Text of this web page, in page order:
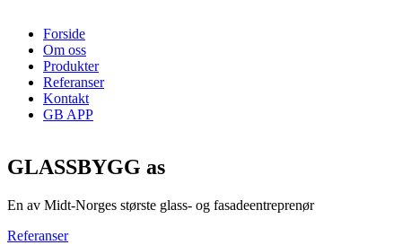
Forside
Om oss
Produkter
Referanser
Kontakt
GB APP
GLASSBYGG as
En av Midt-Norges største glass- og fasadeentreprenør
Referanser